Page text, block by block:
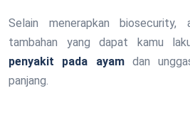
Selain menerapkan biosecurity,
tambahan yang dapat kamu
penyakit pada ayamdan
panjang.